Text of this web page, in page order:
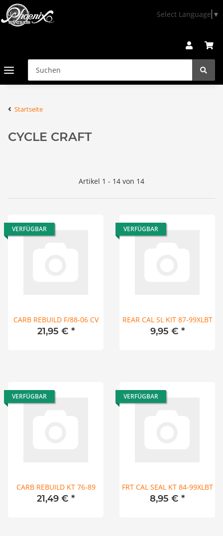
Select Language ▼
Startseite
CYCLE CRAFT
Artikel 1 - 14 von 14
VERFÜGBAR
CARB REBUILD F/88-06 CV
21,95 € *
VERFÜGBAR
REAR CAL SL KIT 87-99XLBT
9,95 € *
VERFÜGBAR
CARB REBUILD KT 76-89
21,49 € *
VERFÜGBAR
FRT CAL SEAL KT 84-99XLBT
8,95 € *